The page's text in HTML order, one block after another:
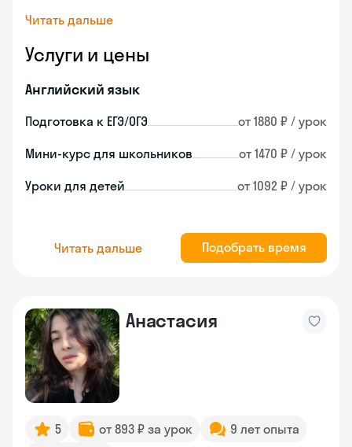
Читать дальше
Услуги и цены
Английский язык
Подготовка к ЕГЭ/ОГЭ от 1880 ₽ / урок
Мини-курс для школьников от 1470 ₽ / урок
Уроки для детей от 1092 ₽ / урок
Читать дальше Подобрать время
Анастасия
5 от 893 ₽ за урок
9 лет опыта